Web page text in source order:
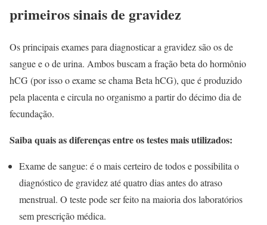
primeiros sinais de gravidez
Os principais exames para diagnosticar a gravidez são os de
sangue e o de urina. Ambos buscam a fração beta do hormônio
hCG (por isso o exame se chama Beta hCG), que é produzido
pela placenta e circula no organismo a partir do décimo dia de
fecundação.
Saiba quais as diferenças entre os testes mais utilizados:
Exame de sangue: é o mais certeiro de todos e possibilita o
diagnóstico de gravidez até quatro dias antes do atraso
menstrual. O teste pode ser feito na maioria dos laboratórios
sem prescrição médica.